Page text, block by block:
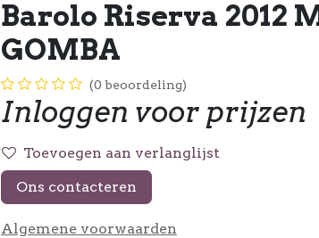
Barolo Riserva 2012
GOMBA
(0 beoordeling)
Inloggen voor prijzen
Toevoegen aan verlanglijst
Ons contacteren
Algemene voorwaarden